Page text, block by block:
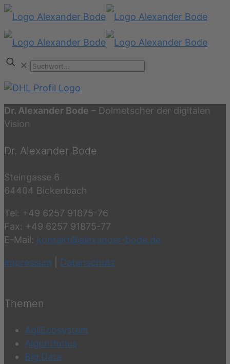
✕
Dr. Alexander Bode – Dolmetscher der digitalen
Vision
Dr. Alexander Bode
Steingasse 6
64404 Bickenbach
Tel: +49 6257 91875-76
Fax: +49 6257 91875-77
E-Mail: kontakt@alexander-bode.de
Impressum Datenschutz
Themen
AgilEcosystem
Algorithmus
Big Data